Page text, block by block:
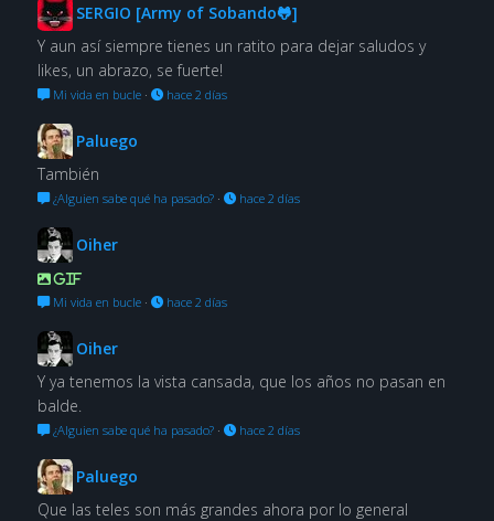
SERGIO [Army of Sobando🐸]
Y aun así siempre tienes un ratito para dejar saludos y
likes, un abrazo, se fuerte!
Mi vida en bucle· hace 2 días
Paluego
También
¿Alguien sabe qué ha pasado?· hace 2 días
Oiher
GIF
Mi vida en bucle· hace 2 días
Oiher
Y ya tenemos la vista cansada, que los años no pasan en
balde.
¿Alguien sabe qué ha pasado?· hace 2 días
Paluego
Que las teles son más grandes ahora por lo general